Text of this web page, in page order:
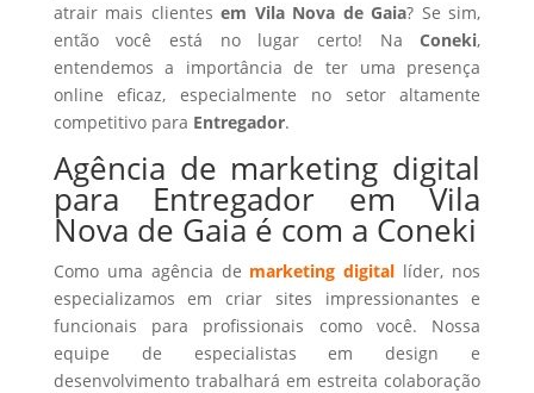
atrair mais clientesem Vila Nova de Gaia? Se sim,
então você está no lugar certo! NaConeki,
entendemos a importância de ter uma presença
online eficaz, especialmente no setor altamente
competitivo para Entregador.
Agência de marketing digital
para Entregador em Vila
Nova de Gaia é com a Coneki
Como uma agência de marketing digital líder, nos
especializamos em criar sites impressionantes e
funcionais para profissionais como você. Nossa
equipe de especialistas em design e
desenvolvimento trabalhará em estreita colaboração